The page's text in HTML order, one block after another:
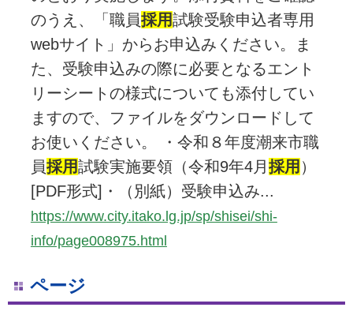
のうえ、「職員採用試験受験申込者専用
webサイト」からお申込みください。ま
た、受験申込みの際に必要となるエント
リーシートの様式についても添付してい
ますので、ファイルをダウンロードして
お使いください。 ・令和８年度潮来市職
員採用試験実施要領（令和9年4月 採用 ）
[PDF形式]・（別紙）受験申込み...
https://www.city.itako.lg.jp/sp/shisei/shi-
info/page008975.html
ページ